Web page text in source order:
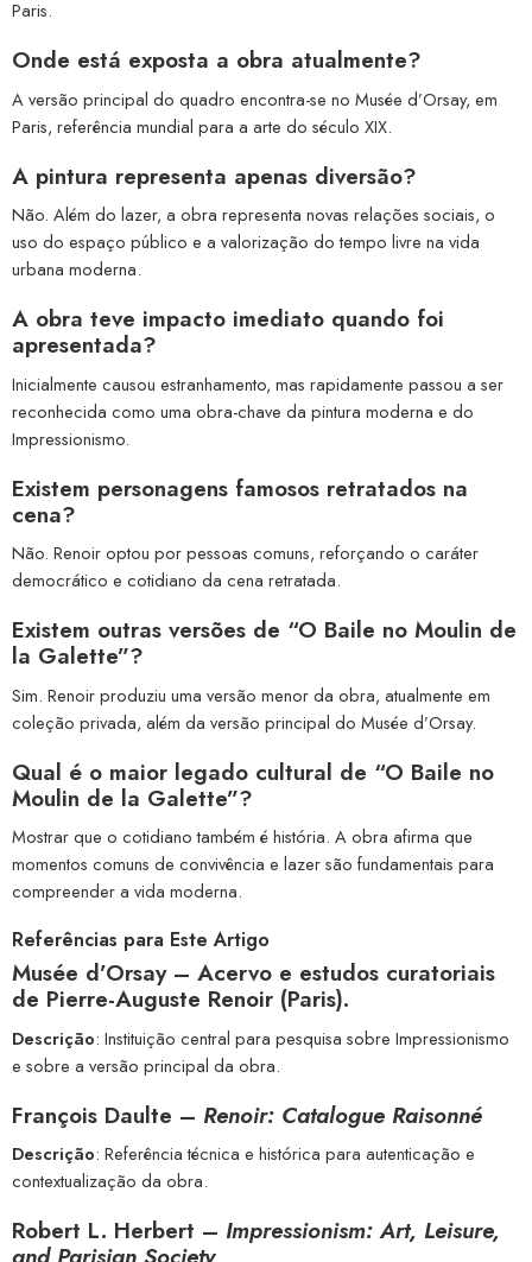
Paris.
Onde está exposta a obra atualmente?
A versão principal do quadro encontra-se no Musée d’Orsay, em
Paris, referência mundial para a arte do século XIX.
A pintura representa apenas diversão?
Não. Além do lazer, a obra representa novas relações sociais, o
uso do espaço público e a valorização do tempo livre na vida
urbana moderna.
A obra teve impacto imediato quando foi
apresentada?
Inicialmente causou estranhamento, mas rapidamente passou a ser
reconhecida como uma obra-chave da pintura moderna e do
Impressionismo.
Existem personagens famosos retratados na
cena?
Não. Renoir optou por pessoas comuns, reforçando o caráter
democrático e cotidiano da cena retratada.
Existem outras versões de “O Baile no Moulin de
la Galette”?
Sim. Renoir produziu uma versão menor da obra, atualmente em
coleção privada, além da versão principal do Musée d’Orsay.
Qual é o maior legado cultural de “O Baile no
Moulin de la Galette”?
Mostrar que o cotidiano também é história. A obra afirma que
momentos comuns de convivência e lazer são fundamentais para
compreender a vida moderna.
Referências para Este Artigo
Musée d’Orsay– Acervo e estudos curatoriais
de Pierre-Auguste Renoir (Paris).
Descrição: Instituição central para pesquisa sobre Impressionismo
e sobre a versão principal da obra.
François Daulte – Renoir: Catalogue Raisonné
Descrição: Referência técnica e histórica para autenticação e
contextualização da obra.
Robert L. Herbert – Impressionism: Art, Leisure,